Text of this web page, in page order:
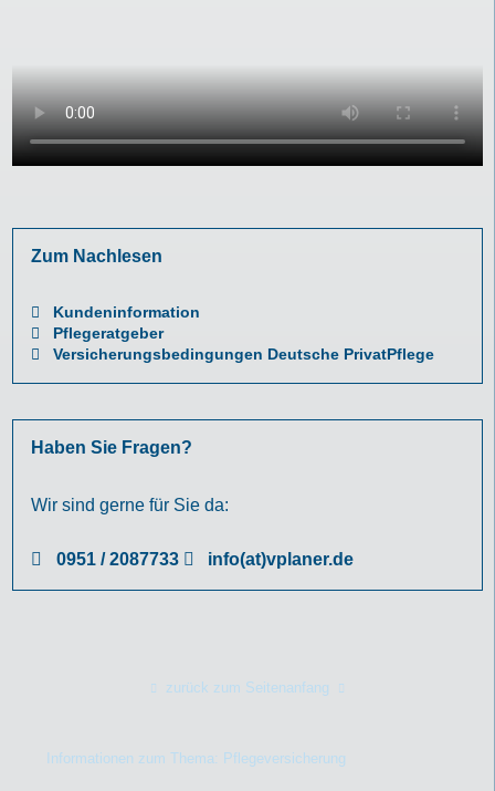
Zum Nachlesen
Kundeninformation
Pflegeratgeber
Versicherungsbedingungen Deutsche PrivatPflege
Haben Sie Fragen?
Wir sind gerne für Sie da:
0951 / 2087733 info(at)vplaner.de
zurück zum Seitenanfang
Informationen zum Thema: Pflegeversicherung